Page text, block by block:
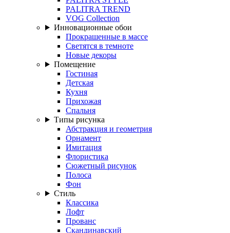
PALITRA TREND
VOG Collection
Инновационные обои
Прокрашенные в массе
Светятся в темноте
Новые декоры
Помещение
Гостиная
Детская
Кухня
Прихожая
Спальня
Типы рисунка
Абстракция и геометрия
Орнамент
Имитация
Флористика
Сюжетный рисунок
Полоса
Фон
Стиль
Классика
Лофт
Прованс
Скандинавский